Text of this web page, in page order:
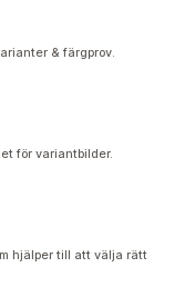
& färgprov.
för variantbilder.
hjälper till att välja rätt